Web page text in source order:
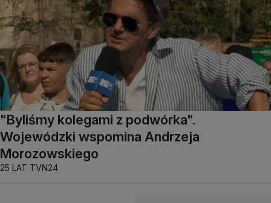
"Byliśmy kolegami z podwórka".
Wojewódzki wspomina Andrzeja
Morozowskiego
25 LAT TVN24